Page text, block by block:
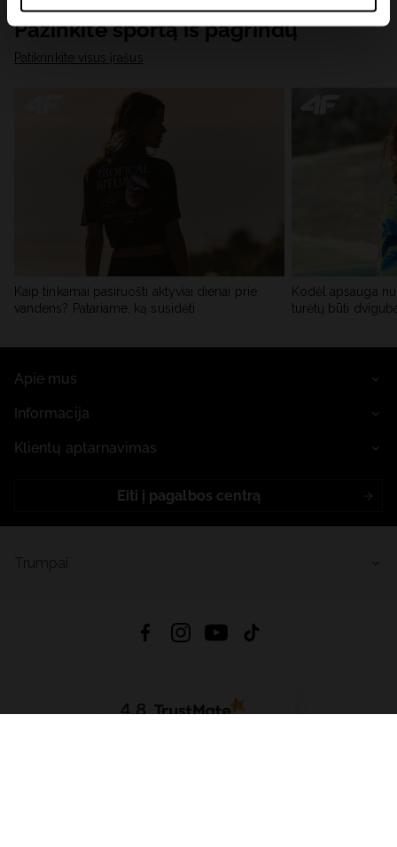
partnerių siūlomus sprendimus (pvz., socialinius tinklus).
Išsamią informaciją rasite mūsų Privatumo politikoje ir
skiltyje „Išsami informacija“.
Pažinkite sportą iš pagrindų
Patikrinkite visus įrašus
Kaip tinkamai pasiruošti aktyviai dienai prie
vandens? Patariame, ką susidėti
Kodėl apsauga
turėtų būti
Apie mus
Informacija
Klientų aptarnavimas
Eiti į pagalbos centrą
4.8